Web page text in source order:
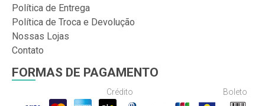
Política de Entrega
Política de Troca e Devolução
Nossas Lojas
Contato
FORMAS DE PAGAMENTO
Crédito Boleto